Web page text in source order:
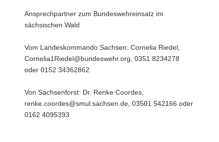
Ansprechpartner zum Bundeswehreinsatz im
sächsischen Wald
Vom Landeskommando Sachsen: Cornelia Riedel,
Cornelia1Riedel@bundeswehr.org, 0351 8234278
oder 0152 34362862
Von Sachsenforst: Dr. Renke Coordes,
renke.coordes@smul.sachsen.de, 03501 542166 oder
0162 4095393